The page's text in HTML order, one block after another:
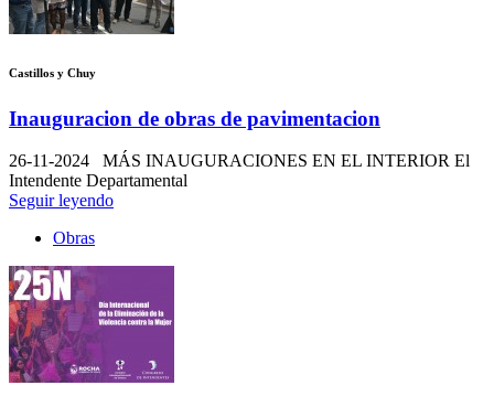
Castillos y Chuy
Inauguracion de obras de pavimentacion
26-11-2024 MÁS INAUGURACIONES EN EL INTERIOR El
Intendente Departamental
Seguir leyendo
Obras